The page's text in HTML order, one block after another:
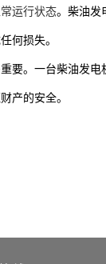
运行状态。柴油发
何损失。
要。一台柴油发电
产的安全。